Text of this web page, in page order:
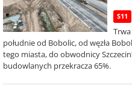
S11
południe od Bobolic, od węzła
tego miasta, do obwodnicy
budowlanych przekracza 65%.